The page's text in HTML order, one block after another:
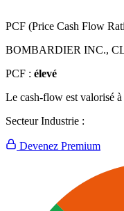
PCF (Price Cash Flow
BOMBARDIER INC.,
PCF : élevé
Le cash-flow est valorisé
Secteur Industrie :
Devenez Premium